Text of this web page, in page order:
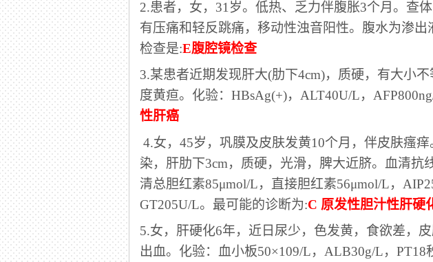
2.患者，女，31岁。低热、乏力伴腹胀3个月。查
有压痛和轻反跳痛，移动性浊音阳性。腹水为渗
检查是:E腹腔镜检查
3.某患者近期发现肝大(肋下4cm)，质硬，有大小
度黄疸。化验：HBsAg(+)，ALT40U/L，
性肝癌
4.女，45岁，巩膜及皮肤发黄10个月，伴皮肤瘙
染，肝肋下3cm，质硬，光滑，脾大近脐。血清抗
清总胆红素85μmol/L，直接胆红素56μmol/L，
GT205U/L。最可能的诊断为:C 原发性胆汁性肝硬
5.女，肝硬化6年，近日尿少，色发黄，食欲差，
出血。化验：血小板50×109/L，ALB30g/L，PT18